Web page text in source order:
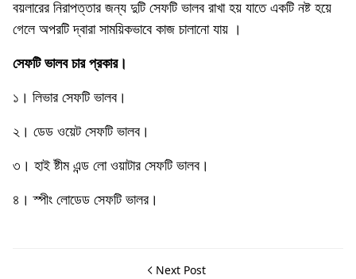
বয়লারের নিরাপত্তার জন্য দুটি সেফটি ভালব রাখা হয় যাতে একটি নষ্ট হয়ে
গেলে অপরটি দ্বারা সাময়িকভাবে কাজ চালানাে যায় ।
সেফটি ভালব চার প্রকার।
১। লিভার সেফটি ভালব।
২। ডেড ওয়েট সেফটি ভালব।
৩। হাই ষ্টীম এন্ড লাে ওয়াটার সেফটি ভালব।
৪। স্পীং লােডেড সেফটি ভালর।
Next Post